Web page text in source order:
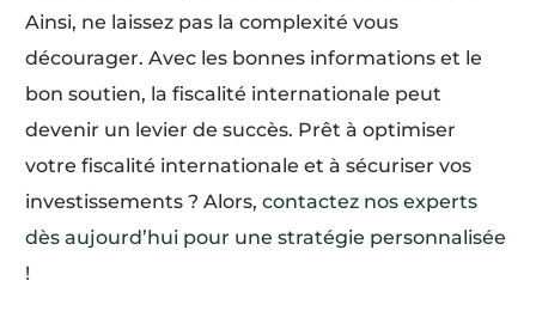
Ainsi, ne laissez pas la complexité vous
décourager. Avec les bonnes informations et le
bon soutien, la fiscalité internationale peut
devenir un levier de succès. Prêt à optimiser
votre fiscalité internationale et à sécuriser vos
investissements ? Alors,contactez nos experts
dès aujourd’hui pour une stratégie personnalisée
!